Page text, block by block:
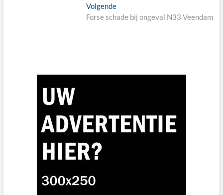
VolgendeNext
post:
Forse schade bij ongeval N33 Veendam